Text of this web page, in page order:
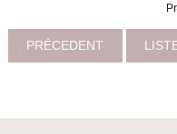
PRÉCEDENT